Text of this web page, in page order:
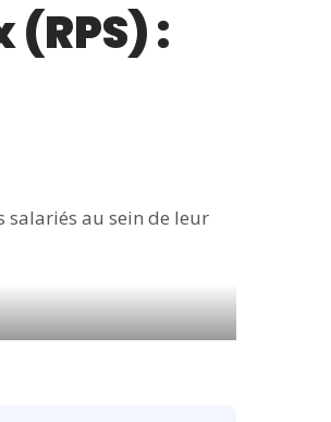
:
salariés au sein de leur